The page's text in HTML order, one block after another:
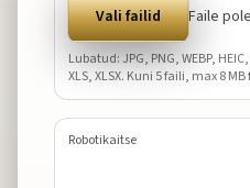
Vali failid Faile
Lubatud: JPG, PNG, WEBP,
XLS, XLSX. Kuni 5faili, max8
Robotikaitse